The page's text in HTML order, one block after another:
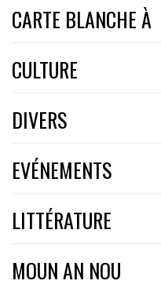
CARTE BLANCHE À
CULTURE
DIVERS
EVÉNEMENTS
LITTÉRATURE
MOUN AN NOU